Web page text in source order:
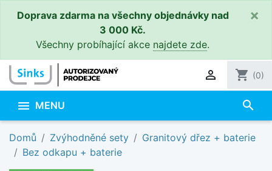
Doprava zdarma na všechny objednávky nad
3 000 Kč.
Všechny probíhající akce najdete zde.
×
 shopping_cart (0)
 MENU search
Domů Zvýhodněné sety
Granitový dřez + baterie
Bez odkapu + baterie